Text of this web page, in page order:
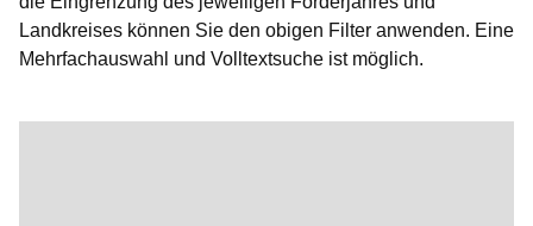
Landkreises können Sie den obigen Filter anwenden. Eine
Mehrfachauswahl und Volltextsuche ist möglich.